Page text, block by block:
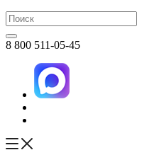
8 800 511-05-45